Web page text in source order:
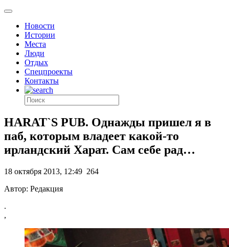
Новости
Истории
Места
Люди
Отдых
Спецпроекты
Контакты
HARAT`S PUB. Однажды пришел я в
паб, которым владеет какой-то
ирландский Харат. Сам себе рад…
18 октября 2013, 12:49 264
Автор: Редакция
.
,